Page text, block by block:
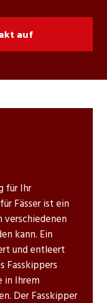
auf
für Ihr
Fässer ist ein
verschiedenen
kann. Ein
und entleert
Fasskippers
in Ihrem
Der Fasskipper